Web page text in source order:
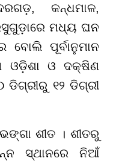
କନ୍ଧମାଳ,
ମଧ୍ୟ ଘନ
ବୋଲି ପୂର୍ବାନୁମାନ
ଓଡ଼ିଶା ଓ ଦକ୍ଷିଣ
ଡିଗ୍ରୀରୁ ୧୨ ଡିଗ୍ରୀ
ଶୀତ । ଶୀତରୁ
ସ୍ଥାନରେ ନିଆଁ